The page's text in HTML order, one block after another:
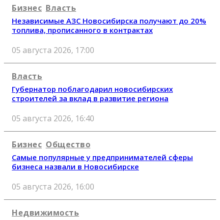
Бизнес Власть
Независимые АЗС Новосибирска получают до 20%
топлива, прописанного в контрактах
05 августа 2026, 17:00
Власть
Губернатор поблагодарил новосибирских
строителей за вклад в развитие региона
05 августа 2026, 16:40
Бизнес Общество
Самые популярные у предпринимателей сферы
бизнеса назвали в Новосибирске
05 августа 2026, 16:00
Недвижимость